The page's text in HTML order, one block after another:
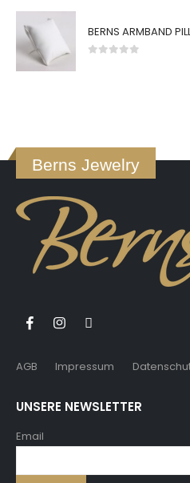
BERNS ARMBAND
Berns Jewelry
AGB Impressum
UNSERE NEWSLETTER
Email